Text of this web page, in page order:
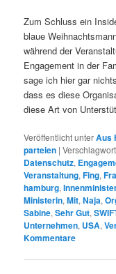
Zum Schluss ein
blaue
während der
Engagement in der
sage ich hier gar
dass es diese
diese Art von
Veröffentlicht unterAus
parteien |
Datenschutz,
Veranstaltung,Fing,
hamburg,
Ministerin,Mit,Naja,
Sabine,Sehr Gut,
Unternehmen, USA,
Kommentare